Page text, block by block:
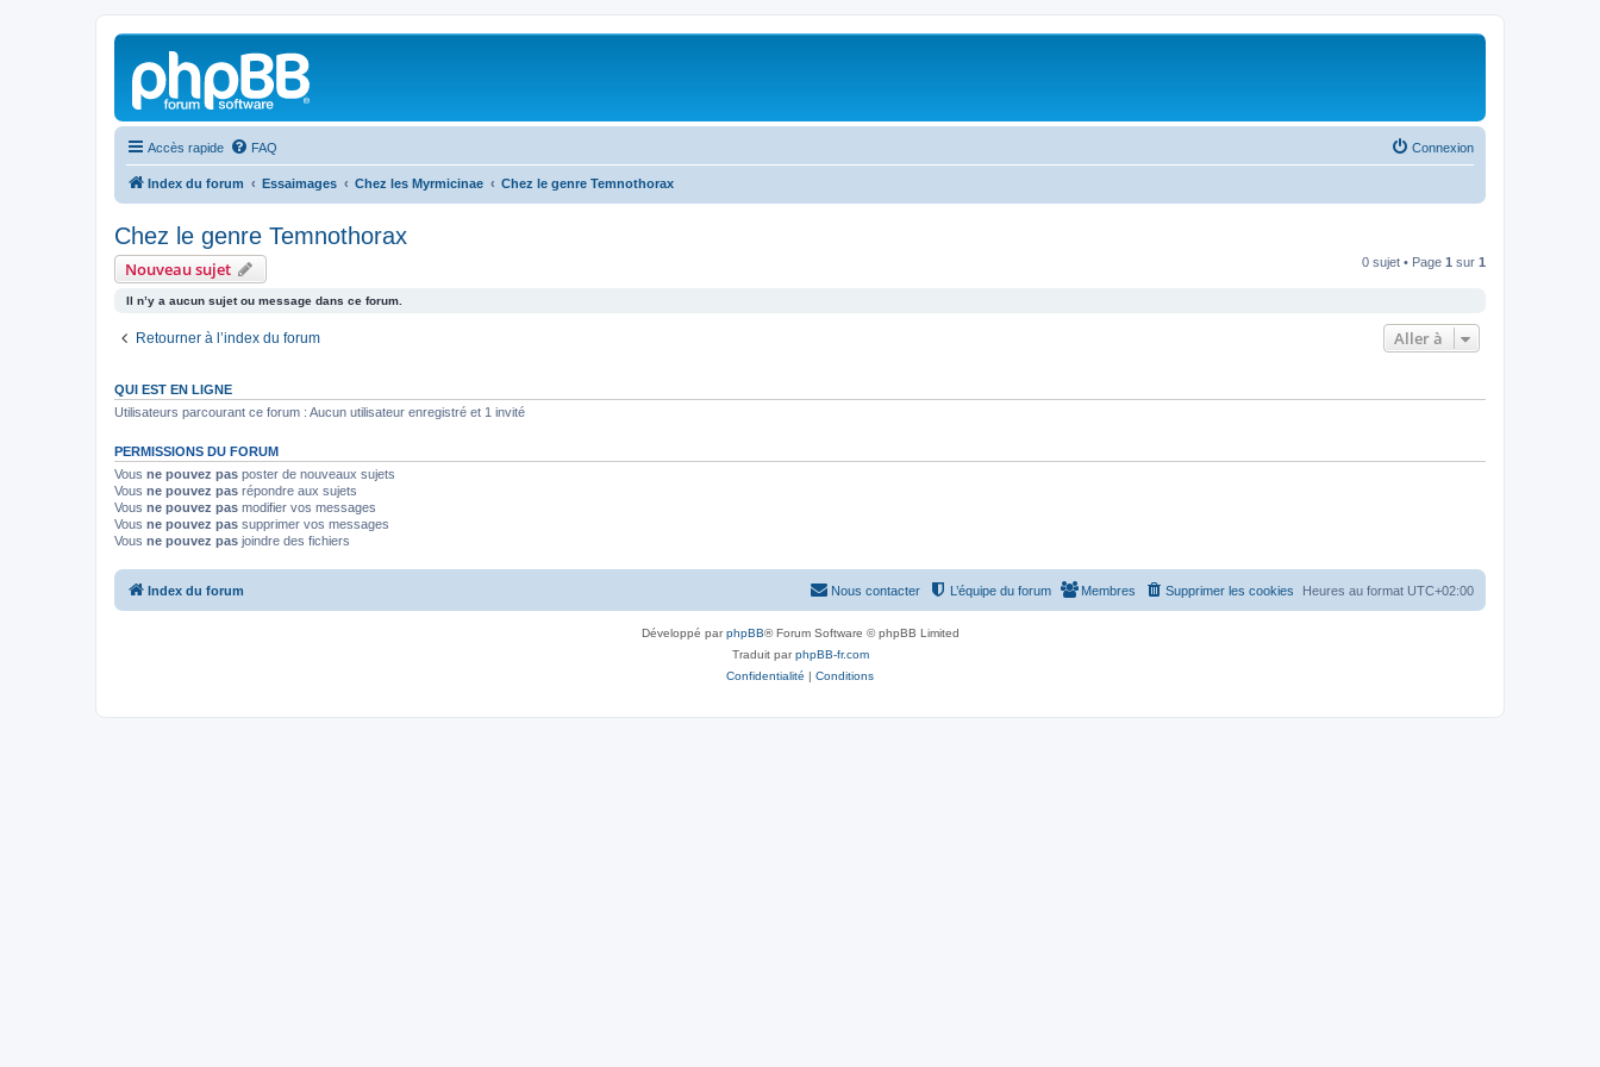
Accès rapide FAQ Connexion
Index du forum Essaimages Chez les Myrmicinae Chez le genre Temnothorax
Chez le genre Temnothorax
Nouveau sujet 0 sujet • Page 1 sur 1
Il n’y a aucun sujet ou message dans ce forum.
Retourner à l’index du forum Aller à
QUI EST EN LIGNE
Utilisateurs parcourant ce forum : Aucun utilisateur enregistré et 1 invité
PERMISSIONS DU FORUM
Vous ne pouvez pas poster de nouveaux sujets
Vous ne pouvez pas répondre aux sujets
Vous ne pouvez pas modifier vos messages
Vous ne pouvez pas supprimer vos messages
Vous ne pouvez pas joindre des fichiers
Index du forum Heures au format UTC+02:00
Supprimer les cookies
Membres
L’équipe du forum
Nous contacter
Développé parphpBB® Forum Software © phpBB Limited
Traduit parphpBB-fr.com
Confidentialité | Conditions